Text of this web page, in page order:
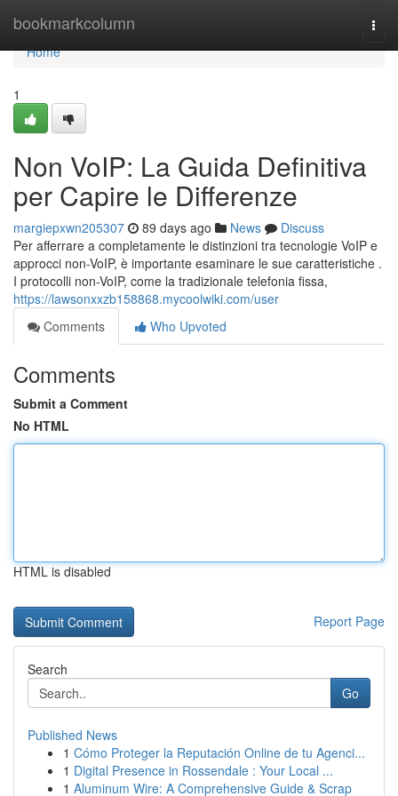
bookmarkcolumn
Home
Home
1
Non VoIP: La Guida Definitiva
per Capire le Differenze
margiepxwn205307 89 days ago News
Discuss
Per afferrare a completamente le distinzioni tra tecnologie VoIP e
approcci non-VoIP, è importante esaminare le sue caratteristiche .
I protocolli non-VoIP, come la tradizionale telefonia fissa,
https://lawsonxxzb158868.mycoolwiki.com/user
Comments
Who Upvoted
Comments
Submit a Comment
No HTML
HTML is disabled
Report Page
Search
Go
Published News
1 Cómo Proteger la Reputación Online de tu Agenci...
1 Digital Presence in Rossendale : Your Local ...
1 Aluminum Wire: A Comprehensive Guide & Scrap